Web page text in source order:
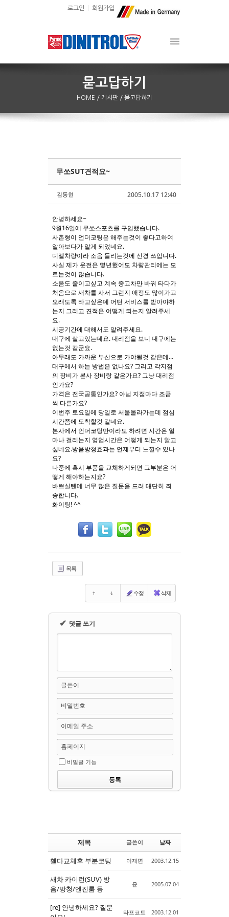
로그인 회원가입
HOME / 게시판 / 묻고답하기
2005.10.17 12:40
무쏘SUT견적요~
김동현
안녕하세요~
9월16일에 무쏘스포츠를 구입했습니다.
사촌형이 언더코팅은 해주는것이 좋다고하여
알아보다가 알게 되었네요.
디젤차량이라 소음 들리는것에 신경 쓰입니다.
사실 제가 운전은 몇년했어도 차량관리에는 모
르는것이 많습니다.
소음도 줄이고싶고 계속 중고차만 바꿔 타다가
처음으로 새차를 사서 그런지 애정도 많이가고
오래도록 타고싶은데 어떤 서비스를 받아야하
는지 그리고 견적은 어떻게 되는지 알려주세
요.
시공기간에 대해서도 알려주세요.
대구에 살고있는데요. 대리점을 보니 대구에는
없는것 같군요.
아무래도 가까운 부산으로 가야될것 같은데...
대구에서 하는 방법은 없나요? 그리고 각지점
의 장비가 본사 장비랑 같은가요? 그냥 대리점
인가요?
가격은 전국공통인가요? 아님 지점마다 조금
씩 다른가요?
이번주 토요일에 당일로 서울올라가는데 점심
시간쯤에 도착할것 같네요.
본사에서 언더코팅만이라도 하려면 시간은 얼
마나 걸리는지 영업시간은 어떻게 되는지 알고
싶네요.방음방청효과는 언제부터 느낄수 있나
요?
나중에 혹시 부품을 교체하게되면 그부분은 어
떻게 해야하는지요?
바쁘실텐데 너무 많은 질문을 드려 대단히 죄
송합니다.
화이팅! ^^
목록
수정 삭제
✔ 댓글 쓰기
글쓴이
비밀번호
이메일 주소
홈페이지
비밀글 기능
제목 글쓴이 날짜
휀다교체후 부분코팅 이재면 2003.12.15
새차 카이런(SUV) 방
음/방청/엔진룸 등
윤 2005.07.04
[re] 안녕하세요? 질문
타프코트 2003.12.01
Sketchbook5, 스케치북5
Sketchbook5, 스케치북5
Sketchbook5, 스케치북5
Sketchbook5, 스케치북5